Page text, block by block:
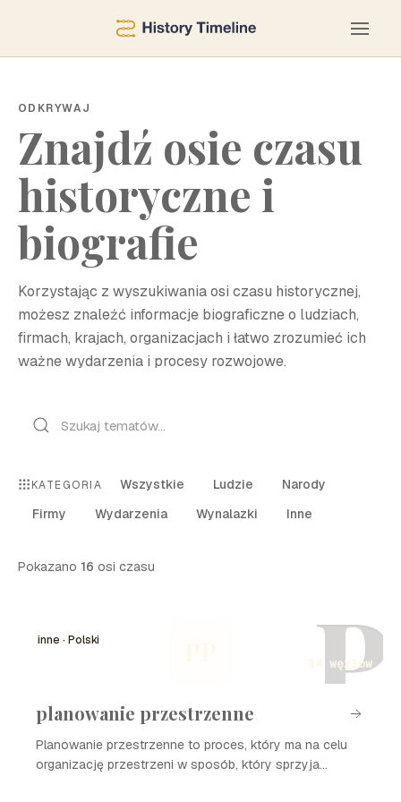
ODKRYWAJ
Znajdź osie czasu
historyczne i
biografie
Korzystając z wyszukiwania osi czasu historycznej,
możesz znaleźć informacje biograficzne o ludziach,
firmach, krajach, organizacjach i łatwo zrozumieć ich
ważne wydarzenia i procesy rozwojowe.
KATEGORIA Wszystkie Ludzie
Narody
Firmy
Wydarzenia Wynalazki Inne
Pokazano 16 osi czasu
P
inne · Polski
14 węzłów
planowanie przestrzenne
Planowanie przestrzenne to proces, który ma na celu
organizację przestrzeni w sposób, który sprzyja